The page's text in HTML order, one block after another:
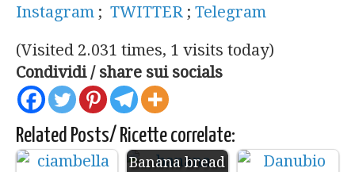
Instagram ; TWITTER ; Telegram
(Visited 2.031 times, 1 visits today)
Condividi / share sui socials
Related Posts/ Ricette correlate:
Banana bread